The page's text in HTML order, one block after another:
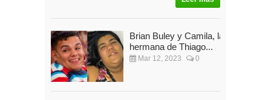
Brian Buley y Camila, la
hermana de Thiago...
Mar 12, 2023 0